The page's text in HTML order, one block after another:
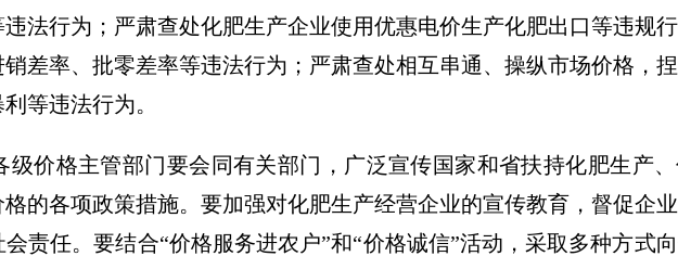
法行为；严肃查处化肥生产企业使用优惠电价生产化肥出口等违规
差率、批零差率等违法行为；严肃查处相互串通、操纵市场价格，
等违法行为。
格主管部门要会同有关部门，广泛宣传国家和省扶持化肥生产
的各项政策措施。要加强对化肥生产经营企业的宣传教育，督促企
责任。要结合“价格服务进农户”和“价格诚信”活动，采取多种方式